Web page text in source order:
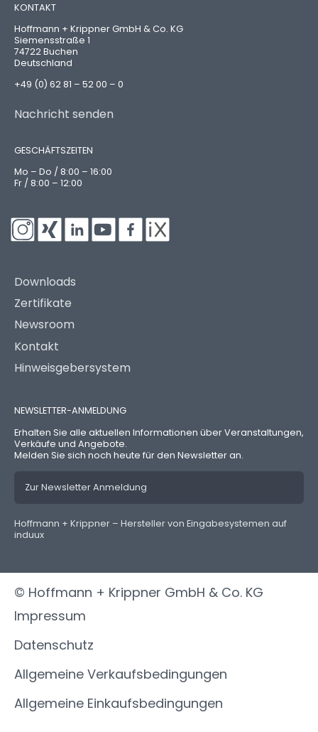
KONTAKT
Hoffmann + Krippner GmbH & Co. KG
Siemensstraße 1
74722 Buchen
Deutschland
+49 (0) 62 81 – 52 00 – 0
Nachricht senden
GESCHÄFTSZEITEN
Mo – Do / 8:00 – 16:00
Fr / 8:00 – 12:00
Downloads
Zertifikate
Newsroom
Kontakt
Hinweisgebersystem
NEWSLETTER-ANMELDUNG
Erhalten Sie alle aktuellen Informationen über Veranstaltungen,
Verkäufe und Angebote.
Melden Sie sich noch heute für den Newsletter an.
Zur Newsletter Anmeldung
Hoffmann + Krippner – Hersteller von Eingabesystemen auf
induux
© Hoffmann + Krippner GmbH & Co. KG
Impressum
Datenschutz
Allgemeine Verkaufsbedingungen
Allgemeine Einkaufsbedingungen